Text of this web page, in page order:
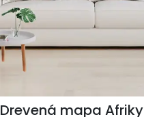
Drevená mapa Afriky